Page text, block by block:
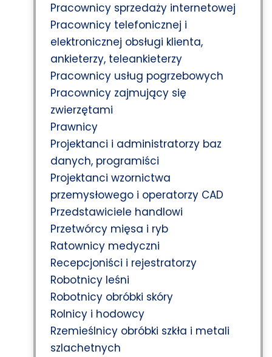
Pracownicy sprzedaży internetowej
Pracownicy telefonicznej i
elektronicznej obsługi klienta,
ankieterzy, teleankieterzy
Pracownicy usług pogrzebowych
Pracownicy zajmujący się
zwierzętami
Prawnicy
Projektanci i administratorzy baz
danych, programiści
Projektanci wzornictwa
przemysłowego i operatorzy CAD
Przedstawiciele handlowi
Przetwórcy mięsa i ryb
Ratownicy medyczni
Recepcjoniści i rejestratorzy
Robotnicy leśni
Robotnicy obróbki skóry
Rolnicy i hodowcy
Rzemieślnicy obróbki szkła i metali
szlachetnych